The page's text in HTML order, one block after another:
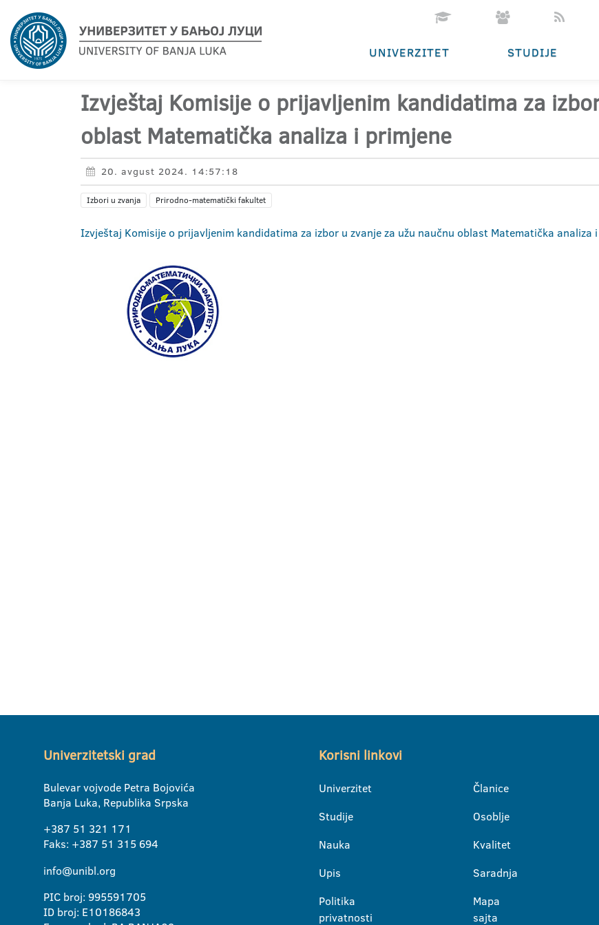
UNIVERZITET STUDIJE
Izvještaj Komisije o prijavljenim kandidatima za
oblast Matematička analiza i primjene
20. avgust 2024. 14:57:18
Izbori u zvanja Prirodno-matematički fakultet
Izvještaj Komisije o prijavljenim kandidatima za izbor u zvanje za užu naučnu oblast Matematička analiza
Univerzitetski grad
Bulevar vojvode Petra Bojovića
Banja Luka, Republika Srpska
+387 51 321 171
Faks: +387 51 315 694
info@unibl.org
PIC broj: 995591705
ID broj: E10186843
Korisni linkovi
Univerzitet
Studije
Nauka
Upis
Politika
privatnosti
Članice
Osoblje
Kvalitet
Saradnja
Mapa
sajta